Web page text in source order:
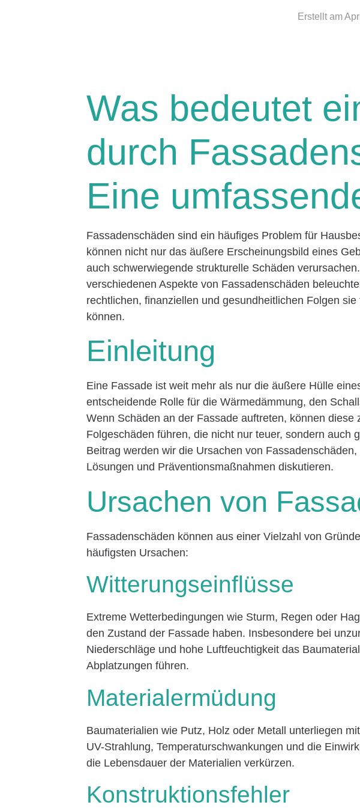
Erstellt am
Was bedeutet
durch
Eine
Fassadenschäden sind ein häufiges Problem für
können nicht nur das äußere Erscheinungsbild eines
auch schwerwiegende strukturelle Schäden
verschiedenen Aspekte von Fassadenschäden
rechtlichen, finanziellen und gesundheitlichen Folgen
können.
Einleitung
Eine Fassade ist weit mehr als nur die äußere Hülle
entscheidende Rolle für die Wärmedämmung, den
Wenn Schäden an der Fassade auftreten, können diese
Folgeschäden führen, die nicht nur teuer, sondern auch
Beitrag werden wir die Ursachen von
Lösungen und Präventionsmaßnahmen diskutieren.
Ursachen von
Fassadenschäden können aus einer Vielzahl von
häufigsten Ursachen:
Witterungseinflüsse
Extreme Wetterbedingungen wie Sturm, Regen oder
den Zustand der Fassade haben. Insbesondere bei
Niederschläge und hohe Luftfeuchtigkeit das
Abplatzungen führen.
Materialermüdung
Baumaterialien wie Putz, Holz oder Metall unterliegen
UV-Strahlung, Temperaturschwankungen und die
die Lebensdauer der Materialien verkürzen.
Konstruktionsfehler